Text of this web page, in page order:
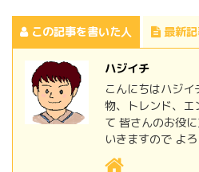
この記事を書いた人 最新
ハジイチ
こんにちはハジ
物、トレンド、エ
て 皆さんのお役
いきますので よ